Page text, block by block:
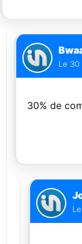
Le 30
30% de
Le